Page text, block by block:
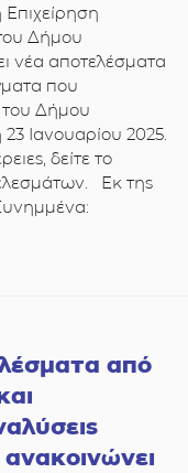
Δήμου
νέα αποτελέσματα
που
Δήμου
Ιανουαρίου 2025.
δείτε το
Εκ της
από